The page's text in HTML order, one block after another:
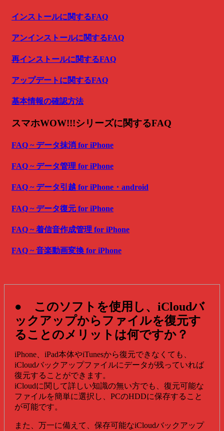
インストールに関するFAQ
アンインストールに関するFAQ
再インストールに関するFAQ
アップデートに関するFAQ
基本情報の確認方法
スマホWOW!!!シリーズに関するFAQ
FAQ ~ データ抹消 for iPhone
FAQ ~ データ管理 for iPhone
FAQ ~ データ引越 for iPhone・android
FAQ ~ データ復元 for iPhone
FAQ ~ 着信音作成管理 for iPhone
FAQ ~ 音楽動画変換 for iPhone
● このソフトを使用し、iCloudバ
ックアップからファイルを復元す
ることのメリットは何ですか？
iPhone、iPad本体やiTunesから復元できなくても、
iCloudバックアップファイルにデータが残っていれば
復元することができます。
iCloudに関して詳しい知識の無い方でも、復元可能な
ファイルを簡単に選択し、PCのHDDに保存すること
が可能です。
また、万一に備えて、保存可能なiCloudバックアップ